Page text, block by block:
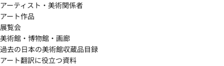
アーティスト・美術関係者
アート作品
展覧会
美術館・博物館・画廊
過去の日本の美術館収蔵品目録
アート翻訳に役立つ資料